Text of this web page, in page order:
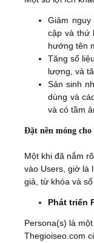
Giảm
cập và thứ
hướng tên
Tăng số
lượng, và
Sản sinh
dùng và
và có tầm
Đặt nền móng cho
Một khi đã nắm
vào Users, giờ là
giả, từ khóa và số
Phát triển
Persona(s) là
Thegioiseo.com